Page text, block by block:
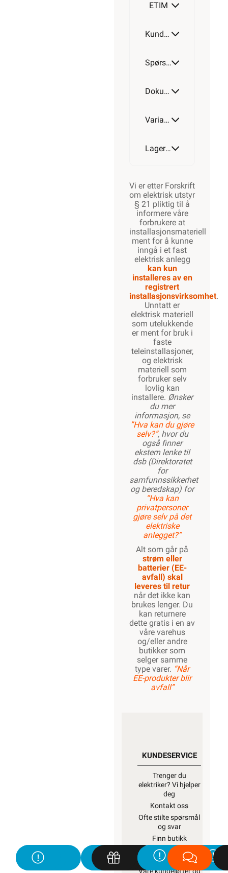
ETIM
Kundeomtale
Spørsmål og svar
Dokumentasjon
Varianter av artikkel
Lagerstatus
Vi er etter Forskrift
om elektrisk utstyr
§ 21 pliktig til å
informere våre
forbrukere at
installasjonsmateriell
ment for å kunne
inngå i et fast
elektrisk anlegg
kan kun
installeres av en
registrert
installasjonsvirksomhet.
Unntatt er
elektrisk materiell
som utelukkende
er ment for bruk i
faste
teleinstallasjoner,
og elektrisk
materiell som
forbruker selv
lovlig kan
installere. Ønsker
du mer
informasjon, se
”Hva kan du gjøre
selv?”, hvor du
også finner
ekstern lenke til
dsb (Direktoratet
for
samfunnssikkerhet
og beredskap) for
“Hva kan
privatpersoner
gjøre selv på det
elektriske
anlegget?”
Alt som går på
strøm eller
batterier (EE-
avfall) skal
leveres til retur
når det ikke kan
brukes lenger. Du
kan returnere
dette gratis i en av
våre varehus
og/eller andre
butikker som
selger samme
type varer. “Når
EE-produkter blir
avfall”
KUNDESERVICE
Trenger du
elektriker? Vi hjelper
deg
Kontakt oss
Ofte stilte spørsmål
og svar
Finn butikk
Hva kan du gjøre
selv?
Våre kundeløfter og